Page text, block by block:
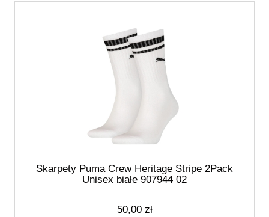
Skarpety Puma Crew Heritage Stripe 2Pack
Unisex białe 907944 02
50,00 zł